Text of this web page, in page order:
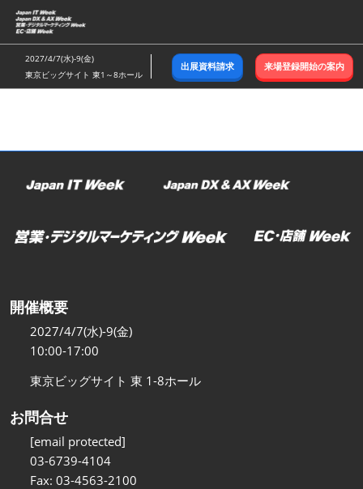
ス
キ
ッ
し
む
2027/4/7(水)-9(金)
東京ビッグサイト 東1～8ホール
出展資料請求 来場登録開始の案内
開催概要
2027/4/7(水)-9(金)
10:00-17:00
東京ビッグサイト 東 1-8ホール
お問合せ
[email protected]
03-6739-4104
Fax: 03-4563-2100